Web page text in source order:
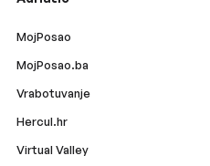
MojPosao
MojPosao.ba
Vrabotuvanje
Hercul.hr
Virtual Valley